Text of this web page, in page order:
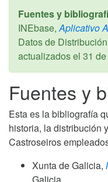
Fuentes y
INEbase, Aplicativo
Datos de
actualizados el 31
Fuentes y
Esta es la bibliografía
historia, la distribución
Castroseiros
Xunta de Galicia,
Galicia,.